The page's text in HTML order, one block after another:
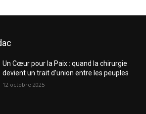
Un Cœur pour la Paix : quand la chirurgie
devient un trait d’union entre les peuples
12 octobre 2025